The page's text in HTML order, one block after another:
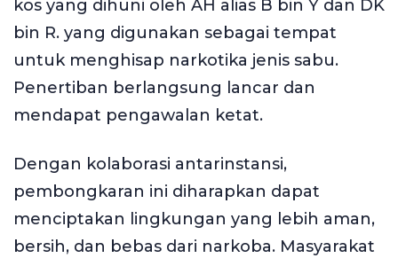
kos yang dihuni oleh AH alias B bin Y dan DK
bin R. yang digunakan sebagai tempat
untuk menghisap narkotika jenis sabu.
Penertiban berlangsung lancar dan
mendapat pengawalan ketat.
Dengan kolaborasi antarinstansi,
pembongkaran ini diharapkan dapat
menciptakan lingkungan yang lebih aman,
bersih, dan bebas dari narkoba. Masyarakat